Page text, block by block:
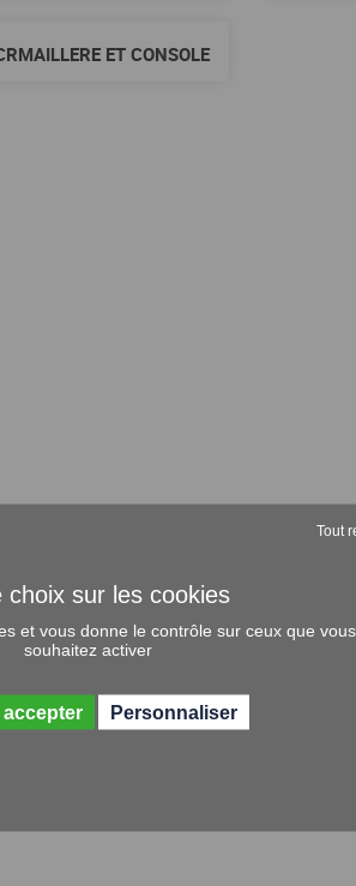
ET CONSOLE
et vous donne le contrôle sur ceux que vous
souhaitez activer
accepter
Tout
Personnaliser